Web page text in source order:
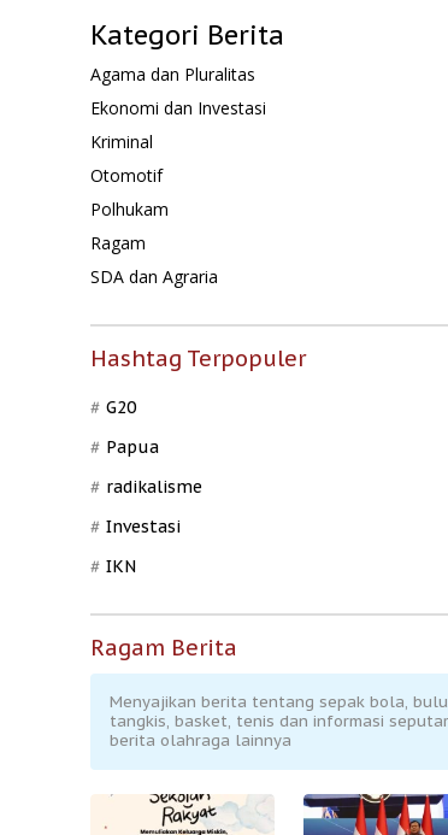
Kategori Berita
Agama dan Pluralitas
Ekonomi dan Investasi
Kriminal
Otomotif
Polhukam
Ragam
SDA dan Agraria
Hashtag Terpopuler
G20
Papua
radikalisme
Investasi
IKN
Ragam Berita
Menyajikan berita tentang sepak bola, bulu
tangkis, basket, tenis dan informasi
berita olahraga lainnya